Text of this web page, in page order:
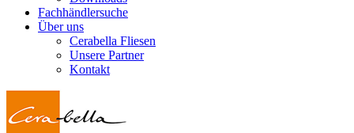
Fachhändlersuche
Über uns
Cerabella Fliesen
Unsere Partner
Kontakt